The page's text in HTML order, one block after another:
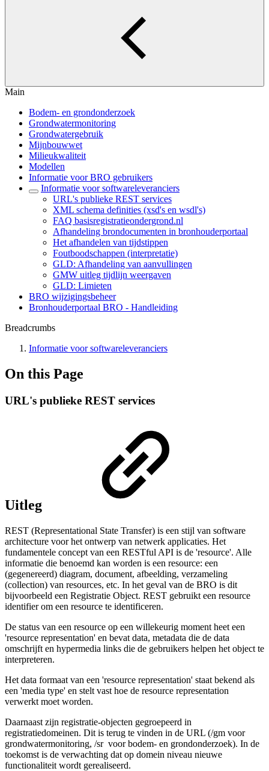
Main
Bodem- en grondonderzoek
Grondwatermonitoring
Grondwatergebruik
Mijnbouwwet
Milieukwaliteit
Modellen
Informatie voor BRO gebruikers
Informatie voor softwareleveranciers
URL's publieke REST services
XML schema definities (xsd's en wsdl's)
FAQ basisregistratieondergrond.nl
Afhandeling brondocumenten in bronhouderportaal
Het afhandelen van tijdstippen
Foutboodschappen (interpretatie)
GLD: Afhandeling van aanvullingen
GMW uitleg tijdlijn weergaven
GLD: Limieten
BRO wijzigingsbeheer
Bronhouderportaal BRO - Handleiding
Breadcrumbs
Informatie voor softwareleveranciers
On this Page
URL's publieke REST services
Uitleg
REST (Representational State Transfer) is een stijl van software
architecture voor het ontwerp van netwerk applicaties. Het
fundamentele concept van een RESTful API is de 'resource'. Alle
informatie die benoemd kan worden is een resource: een
(gegenereerd) diagram, document, afbeelding, verzameling
(collection) van resources, etc. In het geval van de BRO is dit
bijvoorbeeld een Registratie Object. REST gebruikt een resource
identifier om een resource te identificeren.
De status van een resource op een willekeurig moment heet een
'resource representation' en bevat data, metadata die de data
omschrijft en hypermedia links die de gebruikers helpen het object te
interpreteren.
Het data formaat van een 'resource representation' staat bekend als
een 'media type' en stelt vast hoe de resource representation
verwerkt moet worden.
Daarnaast zijn registratie-objecten gegroepeerd in
registratiedomeinen. Dit is terug te vinden in de URL (/gm voor
grondwatermonitoring, /sr voor bodem- en grondonderzoek). In de
toekomst is de verwachting dat op domein niveau nieuwe
functionaliteit wordt gerealiseerd.